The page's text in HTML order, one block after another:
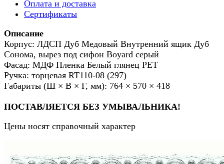
Оплата и доставка
Сертификаты
Описание
Корпус: ЛДСП Дуб Медовый Внутренний ящик Дуб
Сонома, вырез под сифон Boyard серый
Фасад: МДФ Пленка Белый глянец РЕТ
Ручка: торцевая RT110-08 (297)
Габариты (Ш × В × Г, мм): 764 × 570 × 418
ПОСТАВЛЯЕТСЯ БЕЗ УМЫВАЛЬНИКА!
Цены носят справочный характер